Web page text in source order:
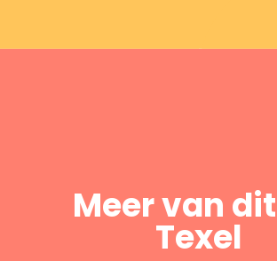
Meer van
Texel